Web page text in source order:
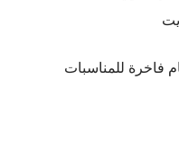
فاخرة للمناسبات